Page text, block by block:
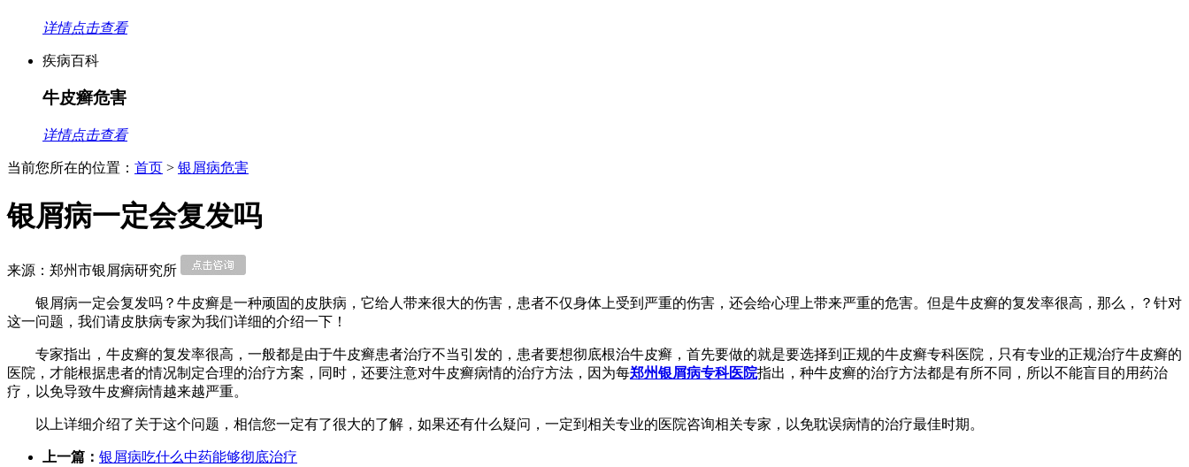
详情点击查看
疾病百科
牛皮癣危害
详情点击查看
当前您所在的位置： 首页 > 银屑病危害
银屑病一定会复发吗
来源：郑州市银屑病研究所
银屑病一定会复发吗？牛皮癣是一种顽固的皮肤病，它给人带来很大的伤害，患者不仅身体上受到严重的伤害，还会给心理上带来严重的危害。但是牛皮癣的复发率很高，那么，？针对
这一问题，我们请皮肤病专家为我们详细的介绍一下！
专家指出，牛皮癣的复发率很高，一般都是由于牛皮癣患者治疗不当引发的，患者要想彻底根治牛皮癣，首先要做的就是要选择到正规的牛皮癣专科医院，只有专业的正规治疗牛皮癣的
医院，才能根据患者的情况制定合理的治疗方案，同时，还要注意对牛皮癣病情的治疗方法，因为每郑州银屑病专科医院指出，种牛皮癣的治疗方法都是有所不同，所以不能盲目的用药治
疗，以免导致牛皮癣病情越来越严重。
以上详细介绍了关于这个问题，相信您一定有了很大的了解，如果还有什么疑问，一定到相关专业的医院咨询相关专家，以免耽误病情的治疗最佳时期。
上一篇： 银屑病吃什么中药能够彻底治疗